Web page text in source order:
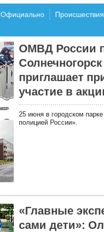
Официально
ОМВД России
Солнечногорск
приглашает
участие в
25 июня в городском
полицией России».
«Главные
сами дети»: